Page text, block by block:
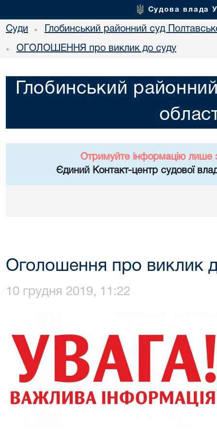
Судова влада
Суди • Глобинський районний суд
• ОГОЛОШЕННЯ про виклик до суду
Глобинський
Отримуйте інформацію лише
Єдиний Контакт-центр судової
Оголошення про виклик
10 грудня 2019, 11:22